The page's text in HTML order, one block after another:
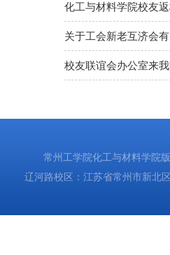
化工与材料学院校友
关于工会新老互济会
校友联谊会办公室来
常州工学院化工与材料学院
辽河路校区：江苏省常州市新北